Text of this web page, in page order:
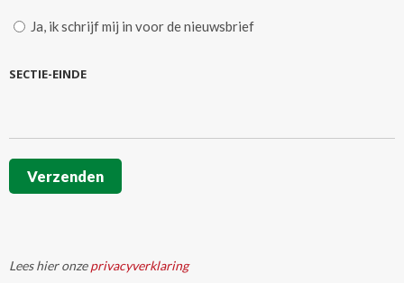
Ja, ik schrijf mij in voor de nieuwsbrief
SECTIE-EINDE
Verzenden
Lees hier onzeprivacyverklaring